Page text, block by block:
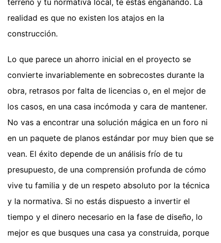
terreno y tu normativa local, te estás engañando. La
realidad es que no existen los atajos en la
construcción.
Lo que parece un ahorro inicial en el proyecto se
convierte invariablemente en sobrecostes durante la
obra, retrasos por falta de licencias o, en el mejor de
los casos, en una casa incómoda y cara de mantener.
No vas a encontrar una solución mágica en un foro ni
en un paquete de planos estándar por muy bien que se
vean. El éxito depende de un análisis frío de tu
presupuesto, de una comprensión profunda de cómo
vive tu familia y de un respeto absoluto por la técnica
y la normativa. Si no estás dispuesto a invertir el
tiempo y el dinero necesario en la fase de diseño, lo
mejor es que busques una casa ya construida, porque